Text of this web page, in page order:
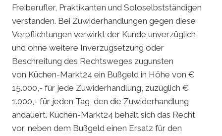
Freiberufler, Praktikanten und Soloselbstständigen
verstanden. Bei Zuwiderhandlungen gegen diese
Verpflichtungen verwirkt der Kunde unverzüglich
und ohne weitere Inverzugsetzung oder
Beschreitung des Rechtsweges zugunsten
von Küchen-Markt24 ein Bußgeld in Höhe von €
15.000,- für jede Zuwiderhandlung, zuzüglich €
1.000,- für jeden Tag, den die Zuwiderhandlung
andauert. Küchen-Markt24 behält sich das Recht
vor, neben dem Bußgeld einen Ersatz für den